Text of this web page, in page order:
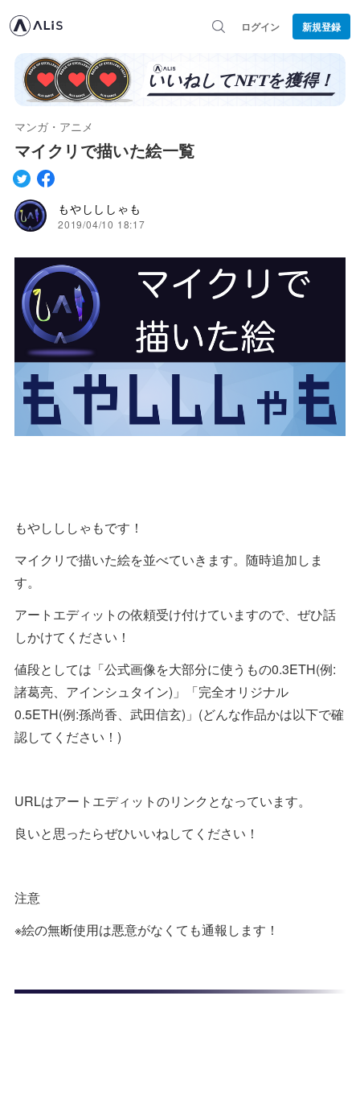
ログイン 新規登録
マンガ・アニメ
マイクリで描いた絵一覧
もやしししゃも
2019/04/10 18:17
もやしししゃもです！
マイクリで描いた絵を並べていきます。随時追加しま
す。
アートエディットの依頼受け付けていますので、ぜひ話
しかけてください！
値段としては「公式画像を大部分に使うもの0.3ETH(例:
諸葛亮、アインシュタイン)」「完全オリジナル
0.5ETH(例:孫尚香、武田信玄)」(どんな作品かは以下で確
認してください！)
URLはアートエディットのリンクとなっています。
良いと思ったらぜひいいねしてください！
注意
※絵の無断使用は悪意がなくても通報します！